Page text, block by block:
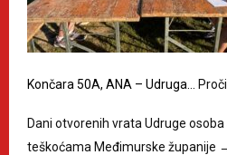
Končara 50A, ANA – Udruga…
Dani otvorenih vrata Udruge
teškoćama Međimurske županije